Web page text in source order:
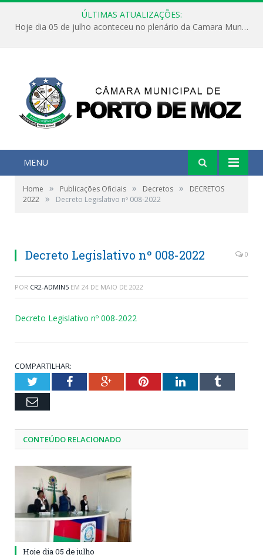
ÚLTIMAS ATUALIZAÇÕES:
Hoje dia 05 de julho aconteceu no plenário da Camara Municipal de Porto de Moz a Sessão Solene de Abertura dos Trabalhos Legislativos 2º Período da 23ª Legislatura
MENU
Home » Publicações Oficiais » Decretos »
DECRETOS
2022 » Decreto Legislativo nº 008-2022
Decreto Legislativo nº 008-2022 0
POR CR2-ADMIN5 EM 24 DE MAIO DE 2022
Decreto Legislativo nº 008-2022
COMPARTILHAR:
TwitterFacebookGoogle+PinterestLinkedInTumblr
Email
CONTEÚDO RELACIONADO
Hoje dia 05 de julho